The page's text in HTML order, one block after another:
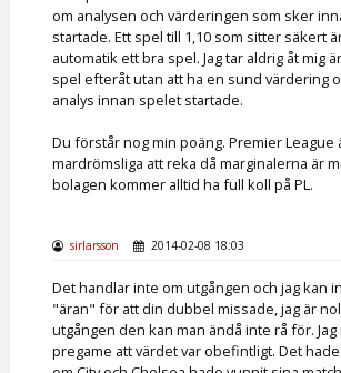
om analysen och värderingen som sker
startade. Ett spel till 1,10 som sitter säkert
automatik ett bra spel. Jag tar aldrig åt mig
spel efteråt utan att ha en sund värdering
analys innan spelet startade.
Du förstår nog min poäng. Premier League
mardrömsliga att reka då marginalerna är
bolagen kommer alltid ha full koll på PL.
sirlarsson 2014-02-08 18:03
Det handlar inte om utgången och jag kan
"äran" för att din dubbel missade, jag är
utgången den kan man ändå inte rå för.
pregame att värdet var obefintligt. Det hade